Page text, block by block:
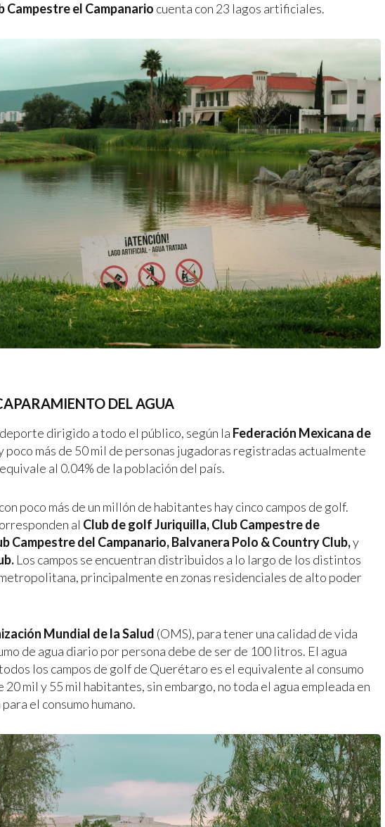
Campestre el Campanario cuenta con 23 lagos artificiales.
DEL AGUA
dirigido a todo el público, según la Federación Mexicana de
poco más de 50 mil de personas jugadoras registradas actualmente
al 0.04% de la población del país.
poco más de un millón de habitantes hay cinco campos de golf.
al Club de golf Juriquilla, Club Campestre de
Campestre del Campanario, Balvanera Polo & Country Club,y
Los campos se encuentran distribuidos a lo largo de los distintos
principalmente en zonas residenciales de alto poder
Mundial de la Salud (OMS), para tener una calidad de vida
de agua diario por persona debe de ser de 100 litros. El agua
los campos de golf de Querétaro es el equivalente al consumo
mil y 55 mil habitantes, sin embargo, no toda el agua empleada en
el consumo humano.